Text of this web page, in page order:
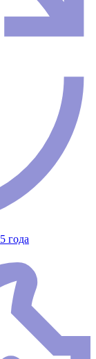
года